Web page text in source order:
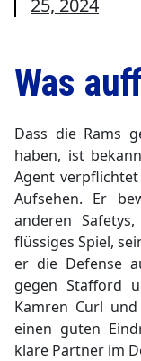
Was
Dass die Rams
haben, ist
Agent
Aufsehen. Er
anderen
flüssiges Spiel,
er die Defense
gegen Stafford
Kamren Curl
einen guten
klare Partner im